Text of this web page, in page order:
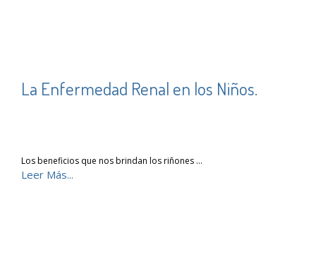
La Enfermedad Renal en los Niños.
Los beneficios que nos brindan los riñones …
Leer Más...